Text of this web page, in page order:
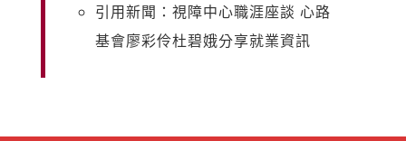
引用新聞：視障中心職涯座談 心路
基會廖彩伶杜碧娥分享就業資訊